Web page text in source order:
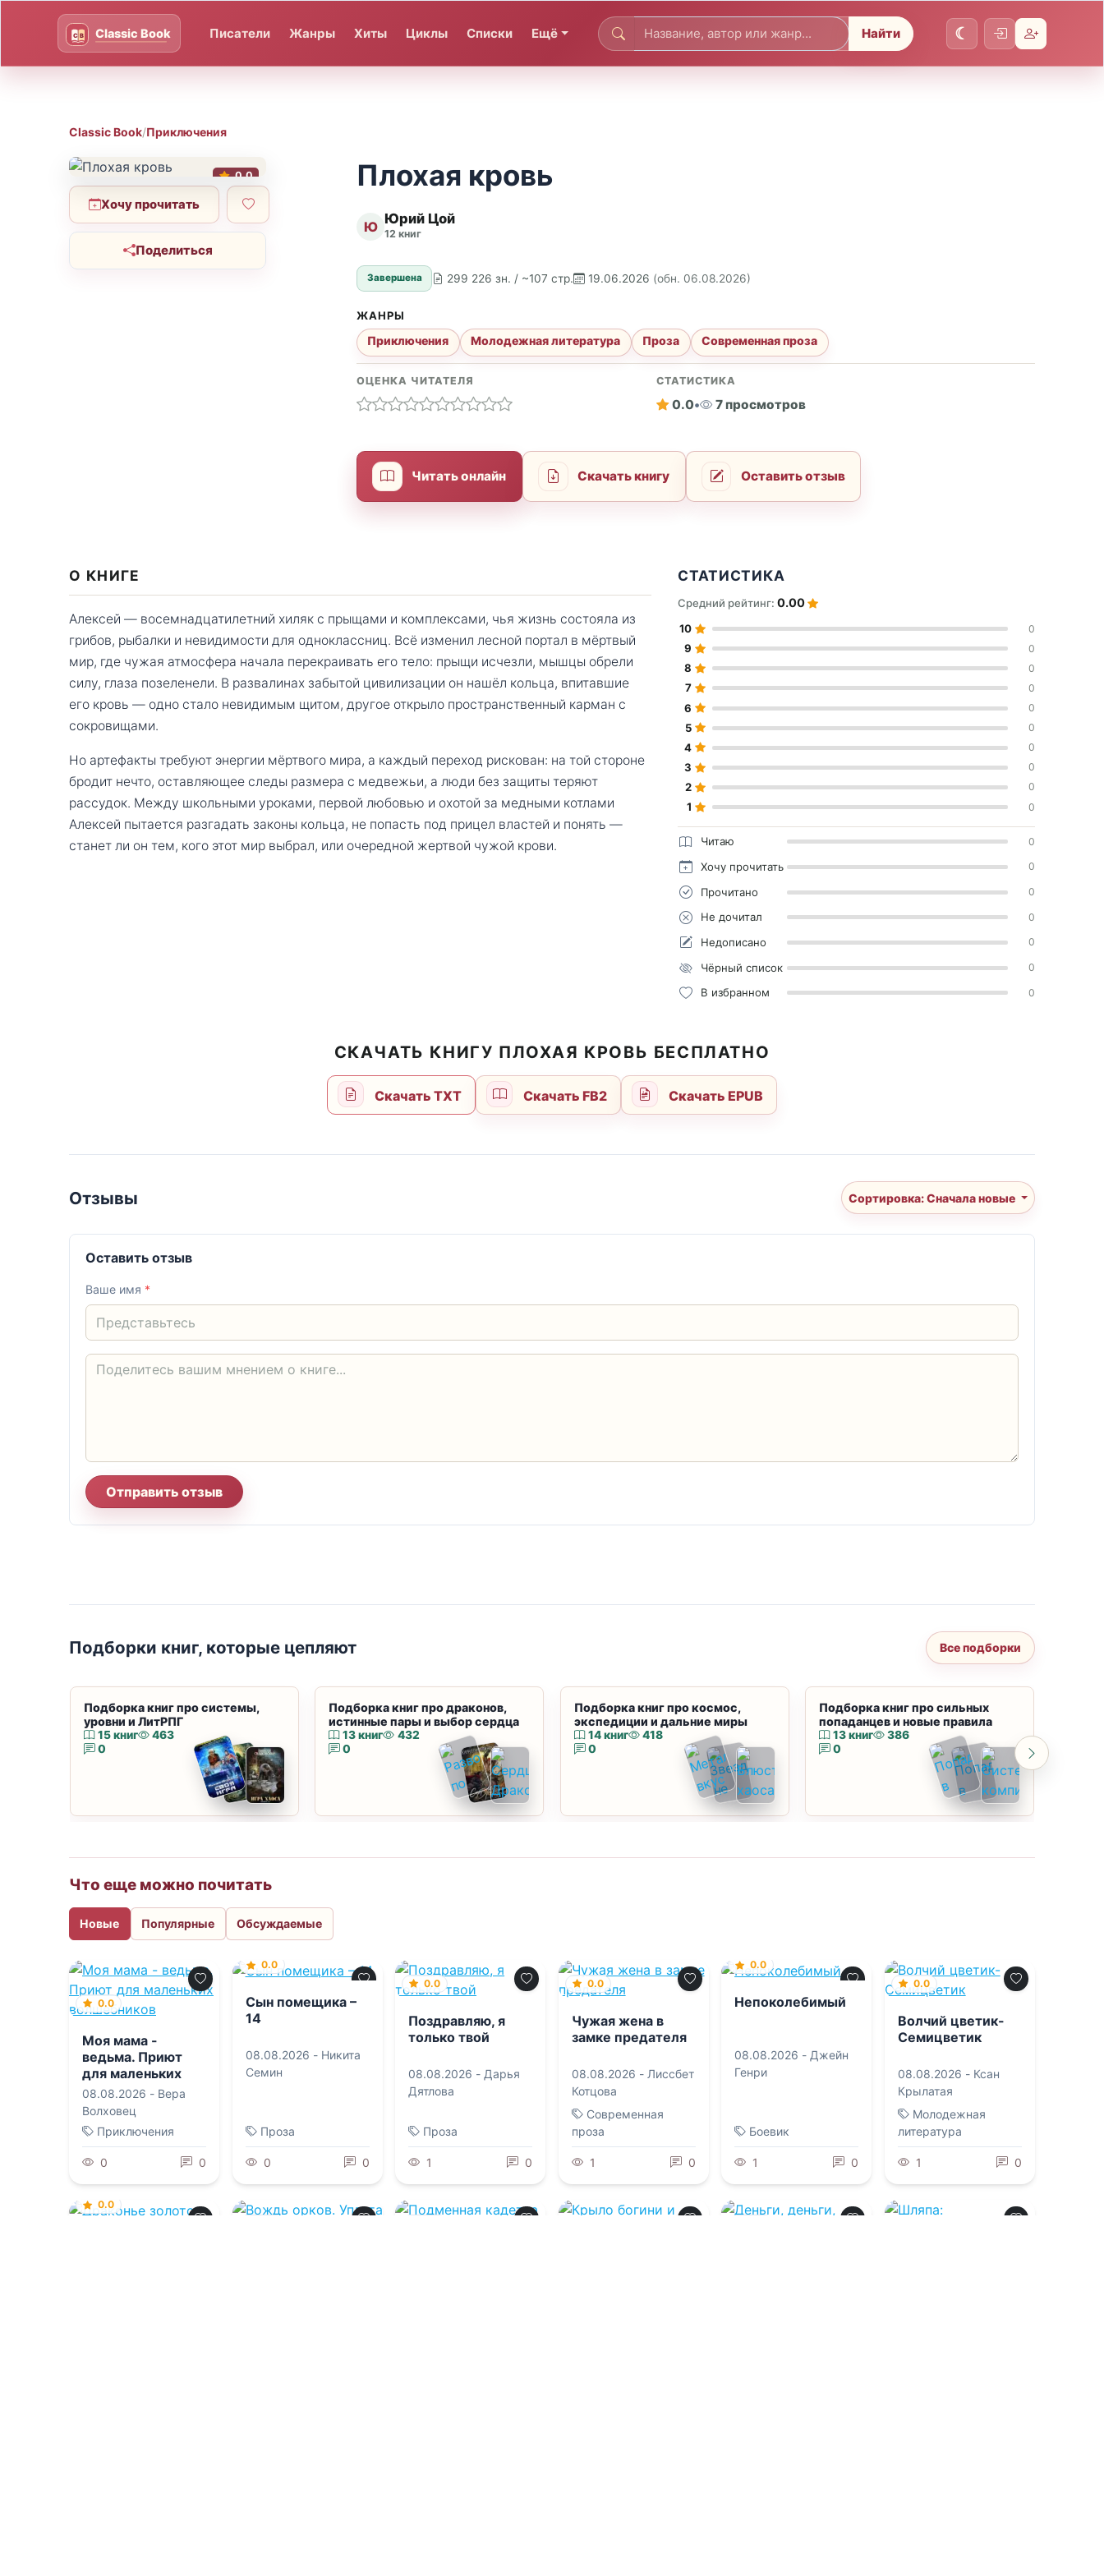
Писатели Жанры Хиты Циклы Списки Ещё Найти
Classic Book/Приключения
0.0
Хочу прочитать
Поделиться
Плохая кровь
Ю Юрий Цой
12 книг
Завершена 299 226 зн. / ~107 стр. 19.06.2026 (обн. 06.08.2026)
ЖАНРЫ
Приключения Молодежная литература Проза Современная проза
ОЦЕНКА ЧИТАТЕЛЯ СТАТИСТИКА
0.0• 7 просмотров
Читать онлайн Скачать книгу Оставить отзыв
О КНИГЕ
Алексей — восемнадцатилетний хиляк с прыщами и комплексами, чья жизнь состояла из
грибов, рыбалки и невидимости для одноклассниц. Всё изменил лесной портал в мёртвый
мир, где чужая атмосфера начала перекраивать его тело: прыщи исчезли, мышцы обрели
силу, глаза позеленели. В развалинах забытой цивилизации он нашёл кольца, впитавшие
его кровь — одно стало невидимым щитом, другое открыло пространственный карман с
сокровищами.
Но артефакты требуют энергии мёртвого мира, а каждый переход рискован: на той стороне
бродит нечто, оставляющее следы размера с медвежьи, а люди без защиты теряют
рассудок. Между школьными уроками, первой любовью и охотой за медными котлами
Алексей пытается разгадать законы кольца, не попасть под прицел властей и понять —
станет ли он тем, кого этот мир выбрал, или очередной жертвой чужой крови.
СТАТИСТИКА
Средний рейтинг:0.00
10 0
9 0
8 0
7 0
6 0
5 0
4 0
3 0
2 0
1 0
Читаю 0
Хочу прочитать 0
Прочитано 0
Не дочитал 0
Недописано 0
Чёрный список 0
В избранном 0
СКАЧАТЬ КНИГУ ПЛОХАЯ КРОВЬ БЕСПЛАТНО
Скачать TXT Скачать FB2 Скачать EPUB
Отзывы Сортировка: Сначала новые
Оставить отзыв
Ваше имя *
Отправить отзыв
Подборки книг, которые цепляют Все подборки
Подборка книг про системы,
уровни и ЛитРПГ
15 книг
463
0
Подборка книг про драконов,
истинные пары и выбор сердца
13 книг
432
0
Подборка книг про космос,
экспедиции и дальние миры
14 книг
418
0
Подборка книг про сильных
попаданцев и новые правила
13 книг
386
0
Что еще можно почитать
Новые Популярные Обсуждаемые
0.0
Моя мама -
ведьма. Приют
для маленьких
волшебников
08.08.2026 - Вера
Волховец
Приключения
0 0
0.0
Сын помещика –
14
08.08.2026 - Никита
Семин
Проза
0 0
0.0
Поздравляю, я
только твой
08.08.2026 - Дарья
Дятлова
Проза
1 0
0.0
Чужая жена в
замке предателя
08.08.2026 - Лиссбет
Котцова
Современная
проза
1 0
0.0
Непоколебимый
08.08.2026 - Джейн
Генри
Боевик
1 0
0.0
Волчий цветик-
Семицветик
08.08.2026 - Ксан
Крылатая
Молодежная
литература
1 0
0.0